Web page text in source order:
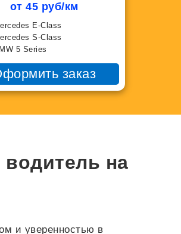
от 45 руб/км
E-Class
S-Class
5 Series
заказ
на
и уверенностью в